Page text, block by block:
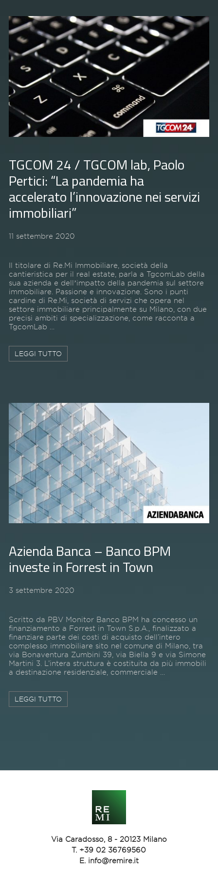
TGCOM 24 / TGCOM lab, Paolo
Pertici: “La pandemia ha
accelerato l’innovazione nei servizi
immobiliari”
11 settembre 2020
Il titolare di Re.Mi Immobiliare, società della
cantieristica per il real estate, parla a TgcomLab della
sua azienda e dellʼimpatto della pandemia sul settore
immobiliare. Passione e innovazione. Sono i punti
cardine di Re.Mi, società di servizi che opera nel
settore immobiliare principalmente su Milano, con due
precisi ambiti di specializzazione, come racconta a
TgcomLab …
LEGGI TUTTO
Azienda Banca – Banco BPM
investe in Forrest in Town
3 settembre 2020
Scritto da PBV Monitor Banco BPM ha concesso un
finanziamento a Forrest in Town S.p.A., finalizzato a
finanziare parte dei costi di acquisto dell’intero
complesso immobiliare sito nel comune di Milano, tra
via Bonaventura Zumbini 39, via Biella 9 e via Simone
Martini 3. L’intera struttura è costituita da più immobili
a destinazione residenziale, commerciale …
LEGGI TUTTO
Via Caradosso, 8 - 20123 Milano
T. +39 02 36769560
E. info@remire.it